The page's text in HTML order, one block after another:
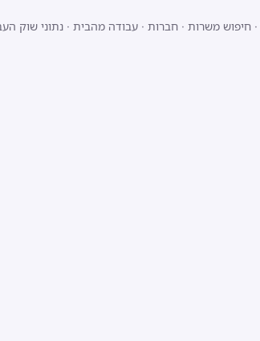
· חיפוש משרות · חברות · עבודה מהבית · נתוני שוק